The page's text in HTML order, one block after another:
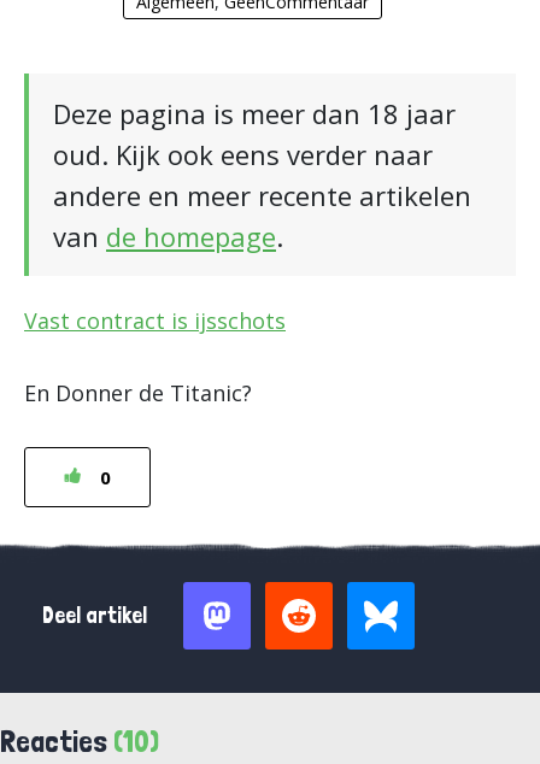
Deze pagina is meer dan 18 jaar
oud. Kijk ook eens verder naar
andere en meer recente artikelen
van de homepage.
Vast contract is ijsschots
En Donner de Titanic?
0
Deel artikel
Reacties (10)